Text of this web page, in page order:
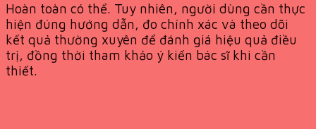
Hoàn toàn có thể. Tuy nhiên, người dùng cần thực
hiện đúng hướng dẫn, đo chính xác và theo dõi
kết quả thường xuyên để đánh giá hiệu quả điều
trị, đồng thời tham khảo ý kiến bác sĩ khi cần
thiết.